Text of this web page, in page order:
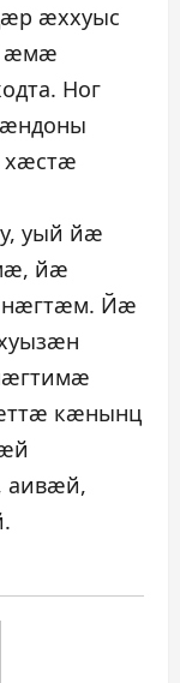
æххуыс
æмæ
Ног
уый йæ
йæ
Йæ
кæнынц
аивæй,